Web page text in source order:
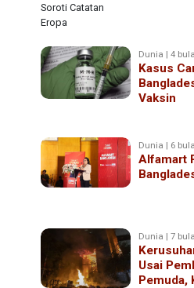
Dunia | 4
Kasus
Vaksin
Dunia | 6
Alfamart
Dunia | 7
Usai
Pemuda,